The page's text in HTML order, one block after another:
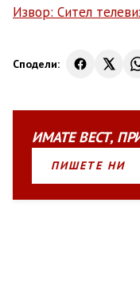
Извор: Сител
Сподели:
ИМАТЕВЕСТ,
ПИШЕТЕ НИ